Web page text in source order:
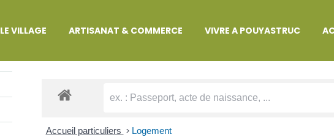
LE VILLAGE ARTISANAT & COMMERCE VIVRE A POUYASTRUC
DÉMARCHES
Accueil particuliers > Logement